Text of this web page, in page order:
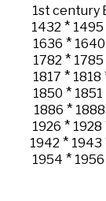
1st century
1432 * 1495
1636 * 1640
1782 * 1785
1817 * 1818
1850 * 1851
1886 * 1888
1926 * 1928
1942 * 1943
1954 * 1956